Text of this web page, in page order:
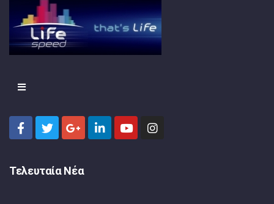
Τελευταία Νέα